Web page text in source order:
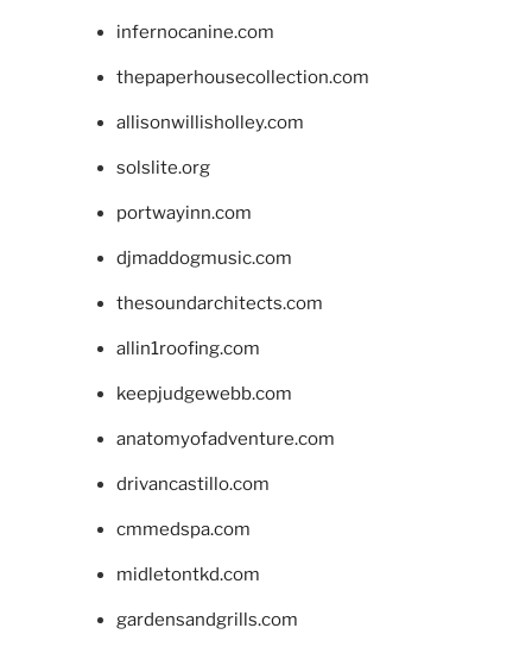
infernocanine.com
thepaperhousecollection.com
allisonwillisholley.com
solslite.org
portwayinn.com
djmaddogmusic.com
thesoundarchitects.com
allin1roofing.com
keepjudgewebb.com
anatomyofadventure.com
drivancastillo.com
cmmedspa.com
midletontkd.com
gardensandgrills.com